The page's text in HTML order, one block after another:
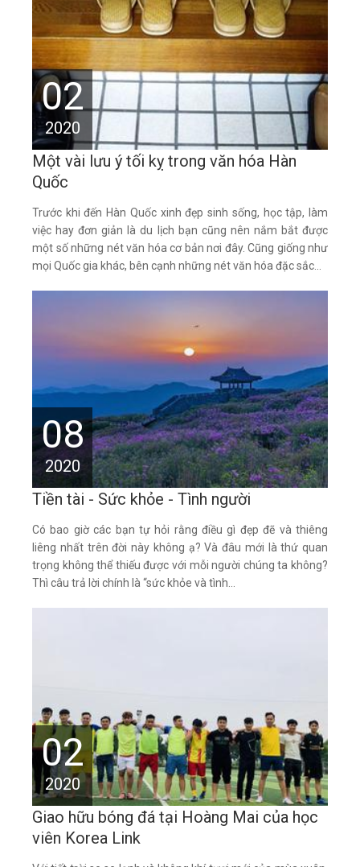
02
2020
Một vài lưu ý tối kỵ trong văn hóa Hàn
Quốc
Trước khi đến Hàn Quốc xinh đẹp sinh sống, học tập, làm
việc hay đơn giản là du lịch bạn cũng nên nắm bắt được
một số những nét văn hóa cơ bản nơi đây. Cũng giống như
mọi Quốc gia khác, bên cạnh những nét văn hóa đặc sắc...
08
2020
Tiền tài - Sức khỏe - Tình người
Có bao giờ các bạn tự hỏi rằng điều gì đẹp đẽ và thiêng
liêng nhất trên đời này không ạ? Và đâu mới là thứ quan
trọng không thể thiếu được với mỗi người chúng ta không?
Thì câu trả lời chính là “sức khỏe và tình...
02
2020
Giao hữu bóng đá tại Hoàng Mai của học
viên Korea Link